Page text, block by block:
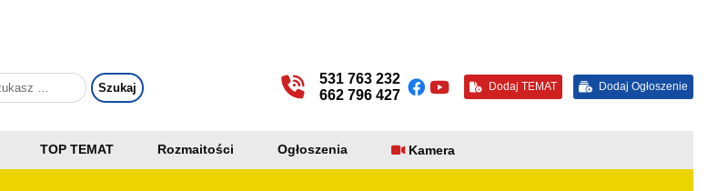
531 763 232
662 796 427
Dodaj TEMAT Dodaj Ogłoszenie
TOP TEMAT Rozmaitości Ogłoszenia Kamera